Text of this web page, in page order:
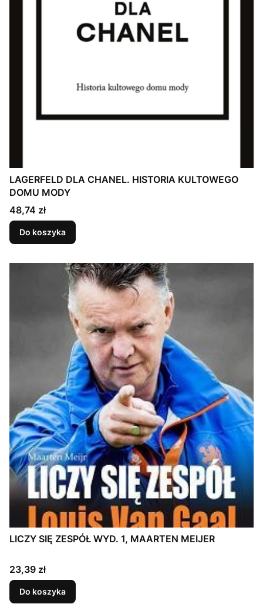
LAGERFELD DLA CHANEL. HISTORIA KULTOWEGO
DOMU MODY
Cena
48,74 zł
Do koszyka
LICZY SIĘ ZESPÓŁ WYD. 1, MAARTEN MEIJER
Cena
23,39 zł
Do koszyka